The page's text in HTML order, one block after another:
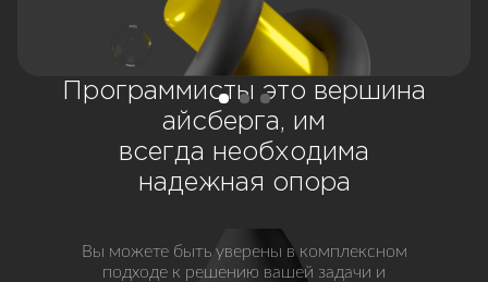
Программисты это вершина
айсберга, им
всегда необходима
надежная опора
Вы можете быть уверены в комплексном
подходе к решению вашей задачи и